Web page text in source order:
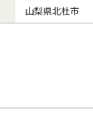
山梨県北杜市